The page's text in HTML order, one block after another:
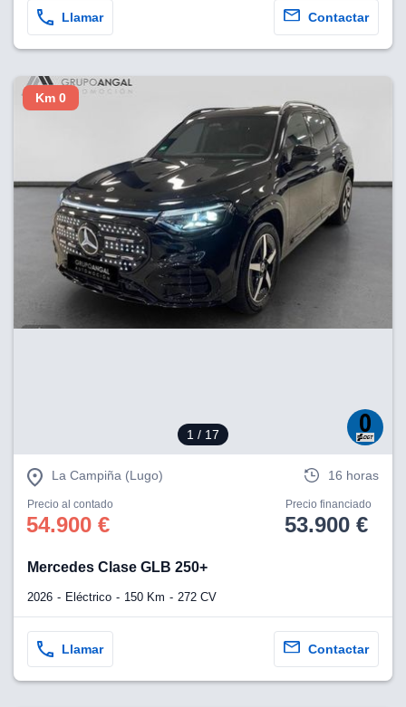
Llamar Contactar
1 / 17
Km 0
La Campiña (Lugo) 16 horas
Precio al contado
54.900 €
Precio financiado
53.900 €
Mercedes Clase GLB 250+
2026 Eléctrico 150 Km 272 CV
Llamar Contactar